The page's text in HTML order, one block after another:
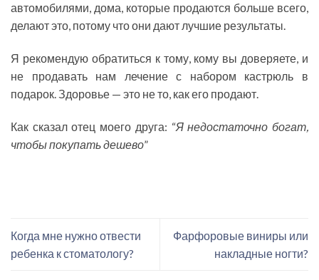
автомобилями, дома, которые продаются больше всего,
делают это, потому что они дают лучшие результаты.
Я рекомендую обратиться к тому, кому вы доверяете, и
не продавать нам лечение с набором кастрюль в
подарок. Здоровье — это не то, как его продают.
Как сказал отец моего друга: “Я недостаточно богат,
чтобы покупать дешево”
Когда мне нужно отвести
ребенка к стоматологу?
Фарфоровые виниры или
накладные ногти?